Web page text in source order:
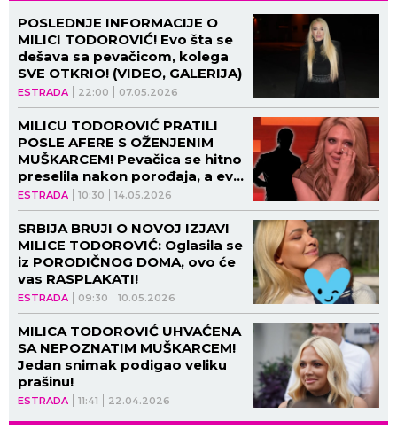
ESTRADA 22:00 07.05.2026
POSLEDNJE INFORMACIJE O
MILICI TODOROVIĆ! Evo šta se
dešava sa pevačicom, kolega
SVE OTKRIO! (VIDEO, GALERIJA)
ESTRADA 10:30 14.05.2026
MILICU TODOROVIĆ PRATILI
POSLE AFERE S OŽENJENIM
MUŠKARCEM! Pevačica se hitno
preselila nakon porođaja, a evo
gde je sada uhvaćena!
ESTRADA 09:30 10.05.2026
SRBIJA BRUJI O NOVOJ IZJAVI
MILICE TODOROVIĆ: Oglasila se
iz PORODIČNOG DOMA, ovo će
vas RASPLAKATI!
ESTRADA 11:41 22.04.2026
MILICA TODOROVIĆ UHVAĆENA
SA NEPOZNATIM MUŠKARCEM!
Jedan snimak podigao veliku
prašinu!